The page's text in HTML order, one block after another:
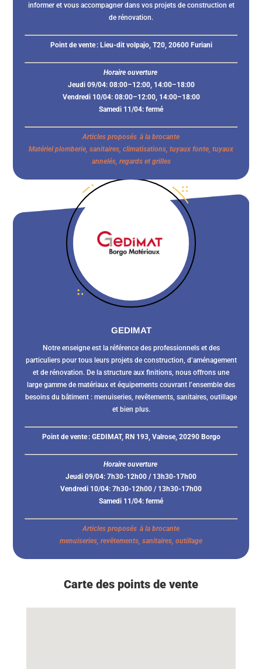
informer et vous accompagner dans vos projets de construction et
de rénovation.
Point de vente : Lieu-dit volpajo, T20, 20600 Furiani
Horaire ouverture
Jeudi 09/04: 08:00–12:00, 14:00–18:00
Vendredi 10/04: 08:00–12:00, 14:00–18:00
Samedi 11/04: fermé
Articles proposés à la brocante
Matériel plomberie, sanitaires, climatisations, tuyaux fonte, tuyaux
annelés, regards et grilles
GEDIMAT
Notre enseigne est la référence des professionnels et des
particuliers pour tous leurs projets de construction, d’aménagement
et de rénovation. De la structure aux finitions, nous offrons une
large gamme de matériaux et équipements couvrant l’ensemble des
besoins du bâtiment : menuiseries, revêtements, sanitaires, outillage
et bien plus.
Point de vente : GEDIMAT, RN 193, Valrose, 20290 Borgo
Horaire ouverture
Jeudi 09/04: 7h30-12h00 / 13h30-17h00
Vendredi 10/04: 7h30-12h00 / 13h30-17h00
Samedi 11/04: fermé
Articles proposés à la brocante
menuiseries, revêtements, sanitaires, outillage
Carte des points de vente